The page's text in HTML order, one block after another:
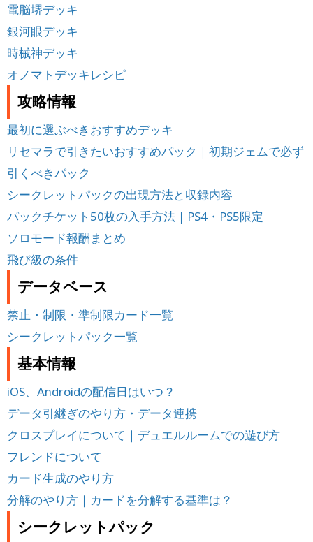
電脳堺デッキ
銀河眼デッキ
時械神デッキ
オノマトデッキレシピ
攻略情報
最初に選ぶべきおすすめデッキ
リセマラで引きたいおすすめパック｜初期ジェムで必ず
引くべきパック
シークレットパックの出現方法と収録内容
パックチケット50枚の入手方法｜PS4・PS5限定
ソロモード報酬まとめ
飛び級の条件
データベース
禁止・制限・準制限カード一覧
シークレットパック一覧
基本情報
iOS、Androidの配信日はいつ？
データ引継ぎのやり方・データ連携
クロスプレイについて｜デュエルルームでの遊び方
フレンドについて
カード生成のやり方
分解のやり方｜カードを分解する基準は？
シークレットパック